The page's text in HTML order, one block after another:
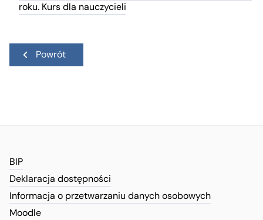
roku. Kurs dla nauczycieli
Powrót
BIP
Deklaracja dostępności
Informacja o przetwarzaniu danych osobowych
Moodle